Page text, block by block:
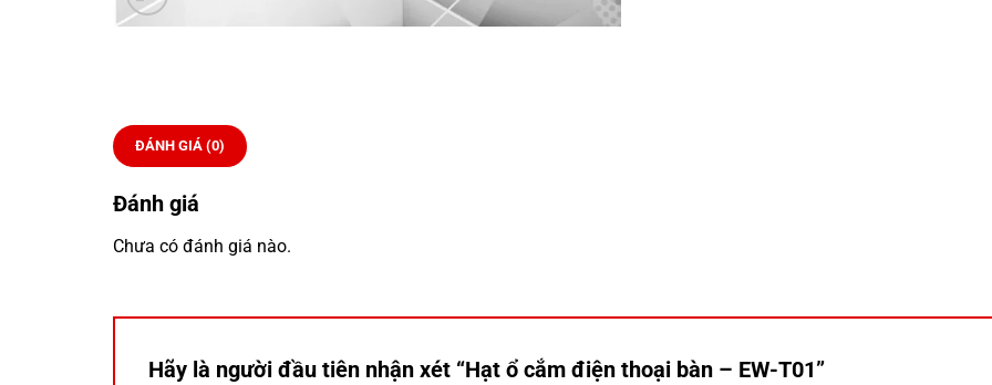
ĐÁNH GIÁ (0)
Đánh giá
Chưa có đánh giá nào.
Hãy là người đầu tiên nhận xét “Hạt ổ cắm điện thoại bàn – EW-T01”